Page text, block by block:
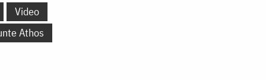
Video
Athos